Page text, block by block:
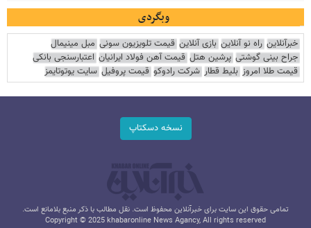
وبگردی
خبرآنلاین راه نو آنلاین بازی آنلاین قیمت تلویزیون سونی مبل مینیمال
جراح بینی گوشتی پرشین هتل قیمت آهن فولاد ایرانیان اعتبارسنجی بانکی
قیمت طلا امروز بلیط قطار شرکت رادوکو قیمت پروفیل سایت یوتوتایمز
نسخه دسکتاپ
تمامی حقوق این سایت برای خبرآنلاین محفوظ است. نقل مطالب با ذکر منبع بلامانع است.
Copyright © 2025 khabaronline News Agancy, All rights reserved